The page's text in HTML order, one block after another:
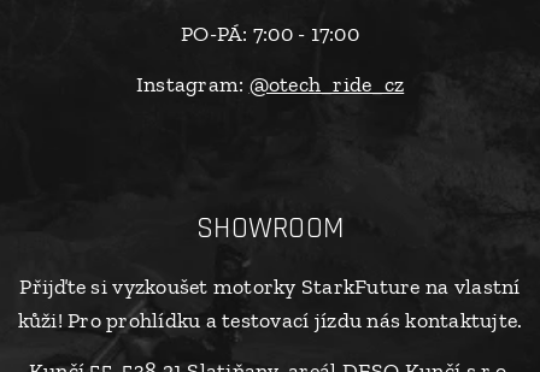
PO-PÁ: 7:00 - 17:00
Instagram: @otech_ride_cz
SHOWROOM
Přijďte si vyzkoušet motorky StarkFuture na vlastní
kůži! Pro prohlídku a testovací jízdu nás kontaktujte.